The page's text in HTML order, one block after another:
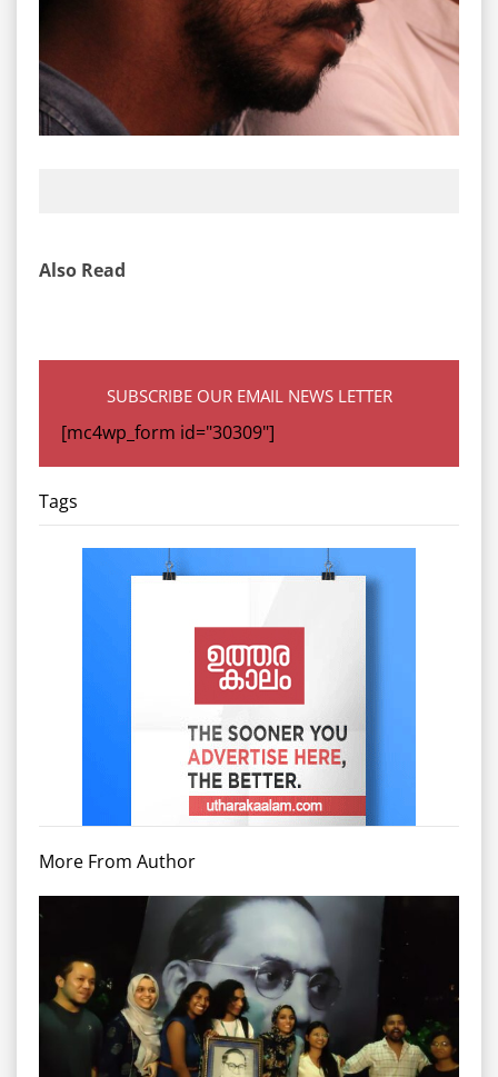
Also Read
SUBSCRIBE OUR EMAIL NEWS LETTER
[mc4wp_form id="30309"]
Tags
More From Author